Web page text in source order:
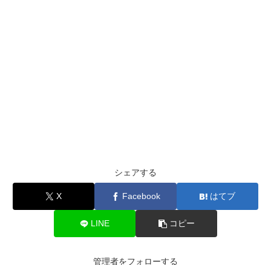
シェアする
X Facebook はてブ
LINE コピー
管理者をフォローする